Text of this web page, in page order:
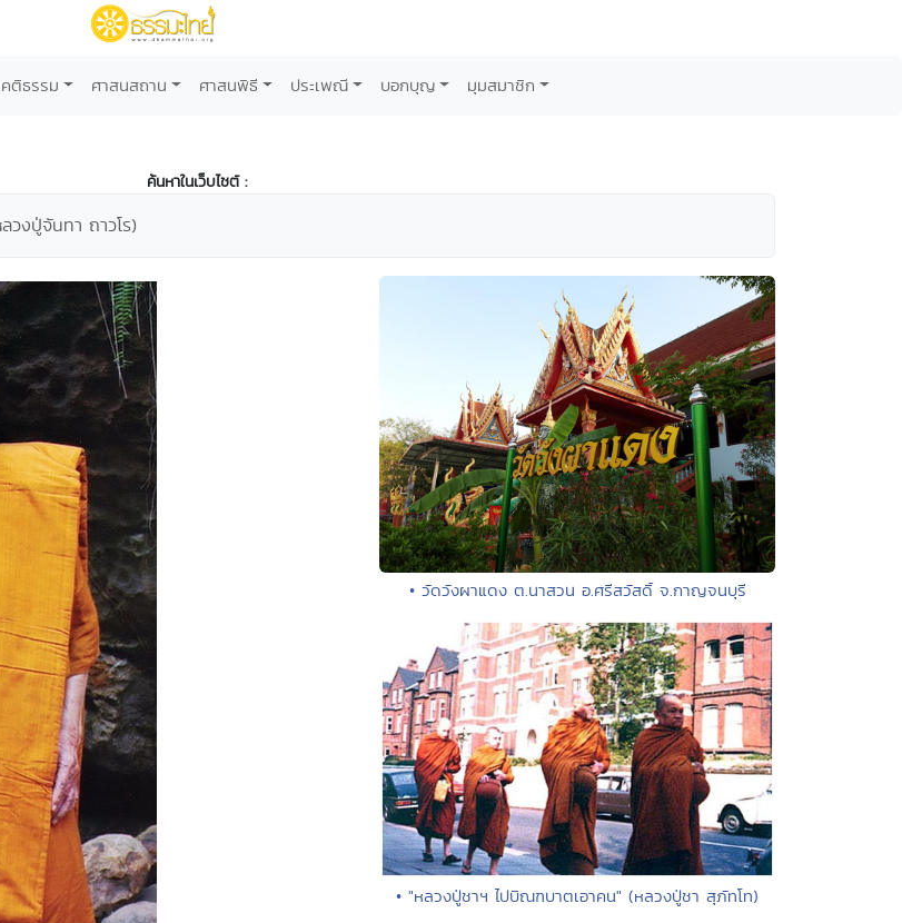
คติธรรม ศาสนสถาน ศาสนพิธี ประเพณี บอกบุญ มุมสมาชิก
ค้นหาในเว็บไซต์ :
วงปู่จันทา ถาวโร)
• วัดวังผาแดง ต.นาสวน อ.ศรีสวัสดิ์ จ.กาญจนบุรี
• "หลวงปู่ชาฯ ไปบิณฑบาตเอาคน" (หลวงปู่ชา สุภัทโท)